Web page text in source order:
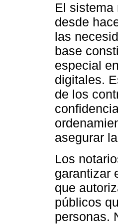
El sistema
desde
las
base
especial
digitales.
de los
asegurar
Los
garantizar
que
públicos
personas.